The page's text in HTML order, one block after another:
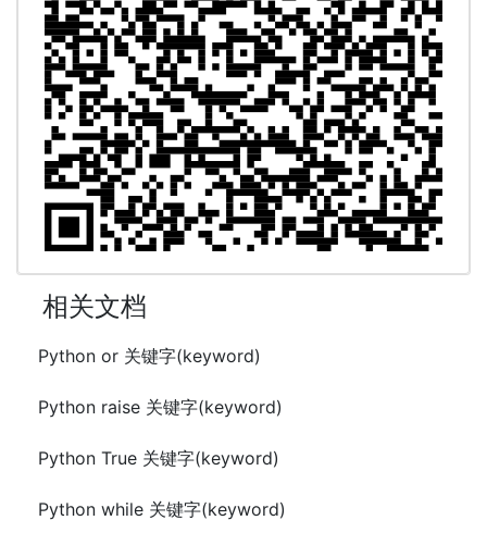
相关文档
Python or 关键字(keyword)
Python raise 关键字(keyword)
Python True 关键字(keyword)
Python while 关键字(keyword)